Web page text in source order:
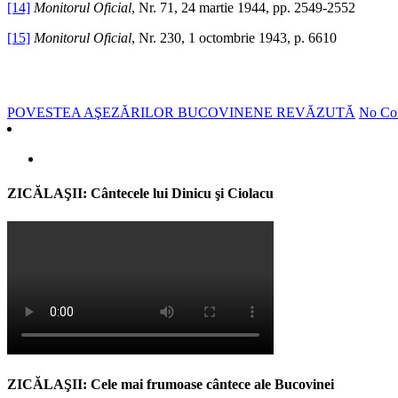
[14] Monitorul Oficial, Nr. 71, 24 martie 1944, pp. 2549-2552
[15] Monitorul Oficial, Nr. 230, 1 octombrie 1943, p. 6610
POVESTEA AŞEZĂRILOR BUCOVINENE REVĂZUTĂ No
ZICĂLAŞII: Cântecele lui Dinicu şi Ciolacu
ZICĂLAŞII: Cele mai frumoase cântece ale Bucovinei